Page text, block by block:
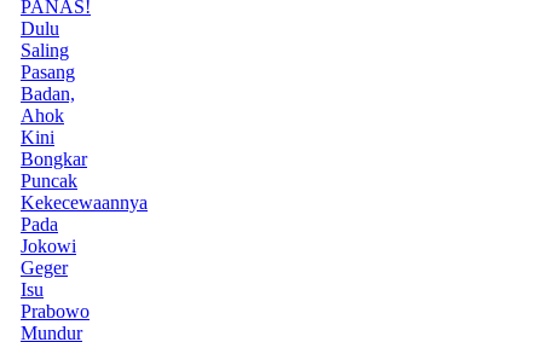
PANAS!
Dulu
Saling
Pasang
Badan,
Ahok
Kini
Bongkar
Puncak
Kekecewaannya
Pada
Jokowi
Geger
Isu
Prabowo
Mundur